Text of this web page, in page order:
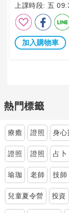
上課時段: 五
加入購物車
熱門標籤
療癒 證照 身心
證照 證照 占卜
瑜珈 老師 技師
兒童夏令營 投資